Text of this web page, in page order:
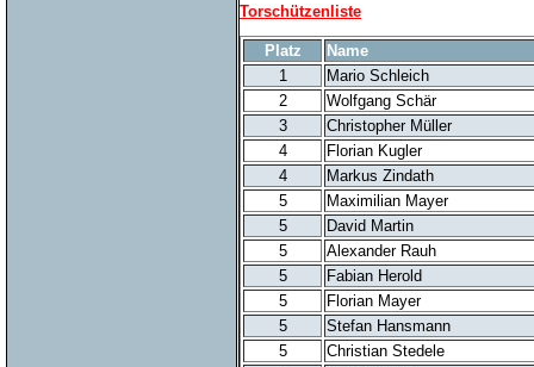
Torschützenliste
Platz Name
1
Mario Schleich
2
Wolfgang Schär
3
Christopher Müller
4
Florian Kugler
4
Markus Zindath
5
Maximilian Mayer
5
David Martin
5
Alexander Rauh
5
Fabian Herold
5
Florian Mayer
5
Stefan Hansmann
5
Christian Stedele